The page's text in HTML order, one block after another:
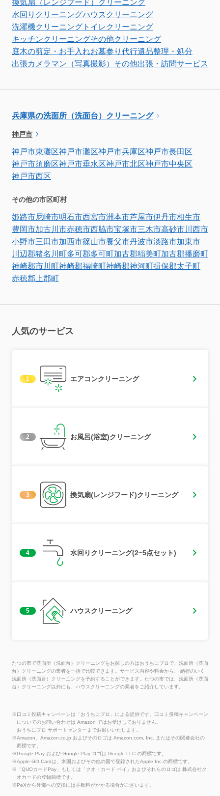
換気扇（レンジフード）クリーニング
水回りクリーニングハウスクリーニング
洗濯機クリーニング トイレクリーニング
キッチンクリーニングその他クリーニング
庭木の剪定・お手入れお墓参り代行遺品整理・処分
出張カメラマン（写真撮影） その他出張・訪問サービス
兵庫県の洗面所（洗面台）クリーニング
神戸市
神戸市東灘区神戸市灘区神戸市兵庫区神戸市長田区
神戸市須磨区神戸市垂水区神戸市北区神戸市中央区
神戸市西区
その他の市区町村
姫路市尼崎市明石市西宮市洲本市芦屋市伊丹市相生市
豊岡市加古川市赤穂市西脇市宝塚市三木市高砂市川西市
小野市三田市加西市篠山市養父市丹波市淡路市加東市
川辺郡猪名川町多可郡多可町加古郡稲美町加古郡播磨町
神崎郡市川町神崎郡福崎町神崎郡神河町揖保郡太子町
赤穂郡上郡町
人気のサービス
1 エアコンクリーニング
2 お風呂(浴室)クリーニング
3 換気扇(レンジフード)クリーニング
4 水回りクリーニング(2~5点セット)
5 ハウスクリーニング
たつの市で洗面所（洗面台）クリーニングをお探しの方はおうちにプロで、洗面所（洗面
台）クリーニングの業者を一括で比較できます。サービス内容や料金から、 納得のいく
洗面所（洗面台）クリーニングを予約することができます。たつの市では、洗面所（洗面
台）クリーニング以外にも、ハウスクリーニングの業者をご紹介しています。
※口コミ投稿キャンペーンは「おうちにプロ」による提供です。口コミ投稿キャンペーン
についてのお問い合わせは Amazon ではお受けしておりません。
おうちにプロ サポートセンターまでお願いいたします。
※Amazon、Amazon.co.jp およびそのロゴは Amazon.com, Inc. またはその関連会社の
商標です。
※Google Play および Google Play ロゴは Google LLC の商標です。
※Apple Gift Cardは、米国およびその他の国で登録されたApple Inc.の商標です。
※「QUOカードPay」もしくは「クオ・カード ペイ」およびそれらのロゴは 株式会社ク
オカードの登録商標です。
※PeXから外部への交換には手数料がかかる場合がございます。